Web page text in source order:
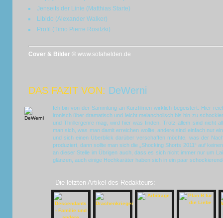
Jenseits der Linie (Matthias Starte)
Libido (Alexander Walker)
Profil (Timo Pierre Rositzki)
Cover & Bilder © www.sofahelden.de
DAS FAZIT VON: DeWerni
Ich bin von der Sammlung an Kurzfilmen wirklich begeistert. Hier
ironisch über dramatisch und leicht melancholisch bis hin zu
und Thrillergenre mag, wird hier was finden. Trotz allem sind nicht
man sich, was man damit erreichen wollte, andere sind einfach nur
und sich einen Überblick darüber verschaffen möchte, was der
produziert, dann sollte man sich die „Shocking Shorts 2011“ auf
an dieser Stelle im Übrigen auch, dass es sich nicht immer nur um
glänzen, auch einige Hochkaräter haben sich in ein paar
Die letzten Artikel des Redakteurs: